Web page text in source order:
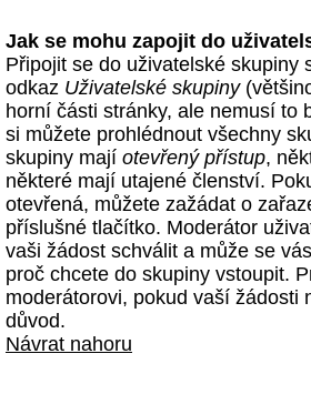
Jak se mohu zapojit do
Připojit se do uživatelské skupiny
odkaz Uživatelské skupiny
horní části stránky, ale nemusí to
si můžete prohlédnout všechny
skupiny mají otevřený přístup,
některé mají utajené členství.
otevřená, můžete zažádat o
příslušné tlačítko. Moderátor
vaši žádost schválit a může se
proč chcete do skupiny vstoupit.
moderátorovi, pokud vaší žádosti
důvod.
Návrat nahoru